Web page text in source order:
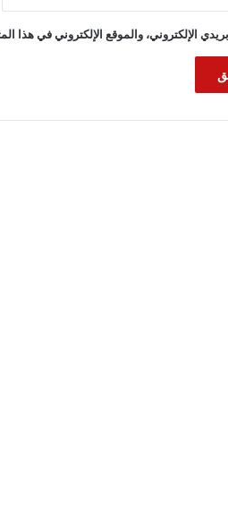
الإلكتروني، والموقع الإلكتروني في هذا